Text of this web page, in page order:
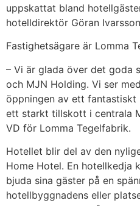
uppskattat bland
hotelldirektör Göran
Fastighetsägare är Lomma
– Vi är glada över det goda
och MJN Holding. Vi ser
öppningen av ett
ett starkt tillskott i centrala
VD för Lomma Tegelfabrik.
Hotellet blir del av den
Home Hotel. En hotellkedja
bjuda sina gäster på en
hotellbyggnadens eller